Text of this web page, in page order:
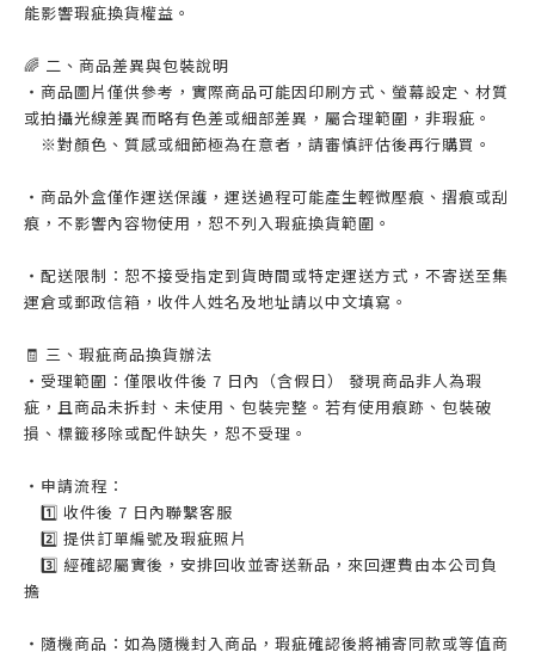
能影響瑕疵換貨權益。
🌈 二、商品差異與包裝說明
・商品圖片僅供參考，實際商品可能因印刷方式、螢幕設定、材質
或拍攝光線差異而略有色差或細部差異，屬合理範圍，非瑕疵。
※對顏色、質感或細節極為在意者，請審慎評估後再行購買。
・商品外盒僅作運送保護，運送過程可能產生輕微壓痕、摺痕或刮
痕，不影響內容物使用，恕不列入瑕疵換貨範圍。
・配送限制：恕不接受指定到貨時間或特定運送方式，不寄送至集
運倉或郵政信箱，收件人姓名及地址請以中文填寫。
🧾 三、瑕疵商品換貨辦法
・受理範圍：僅限收件後 7 日內（含假日） 發現商品非人為瑕
疵，且商品未拆封、未使用、包裝完整。若有使用痕跡、包裝破
損、標籤移除或配件缺失，恕不受理。
・申請流程：
1️⃣ 收件後 7 日內聯繫客服
2️⃣ 提供訂單編號及瑕疵照片
3️⃣ 經確認屬實後，安排回收並寄送新品，來回運費由本公司負
擔
・隨機商品：如為隨機封入商品，瑕疵確認後將補寄同款或等值商